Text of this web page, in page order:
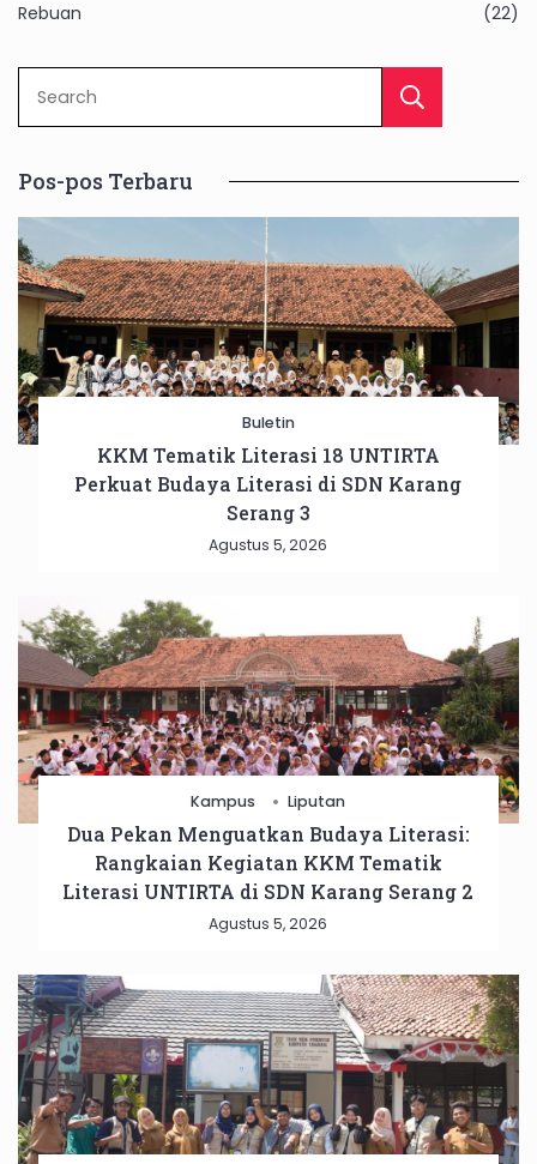
Rebuan
(22)
Pos-pos Terbaru
Buletin
KKM Tematik Literasi 18 UNTIRTA
Perkuat Budaya Literasi di SDN Karang
Serang 3
Agustus 5, 2026
Kampus Liputan
Dua Pekan Menguatkan Budaya Literasi:
Rangkaian Kegiatan KKM Tematik
Literasi UNTIRTA di SDN Karang Serang 2
Agustus 5, 2026